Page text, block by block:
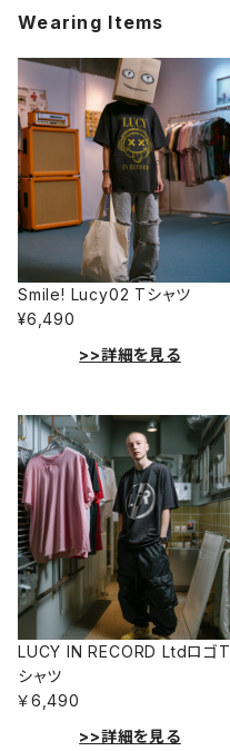
Wearing Items
Smile! Lucy02 Tシャツ
¥6,490
>>詳細を見る
LUCY IN RECORD LtdロゴT
シャツ
￥6,490
>>詳細を見る